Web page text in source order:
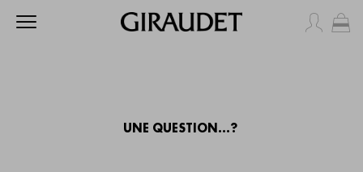
UNE QUESTION...?